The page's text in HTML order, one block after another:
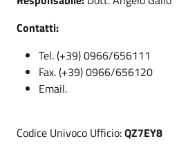
Contatti:
Tel. (+39) 0966/656111
Fax. (+39) 0966/656120
Email.
Codice Univoco Ufficio:QZ7EY8